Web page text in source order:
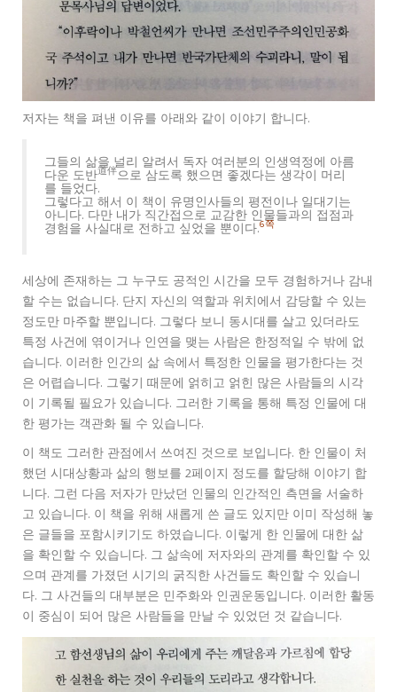
저자는 책을 펴낸 이유를 아래와 같이 이야기 합니다.
그들의 삶을 널리 알려서 독자 여러분의 인생역정에 아름
다운 도반道伴으로 삼도록 했으면 좋겠다는 생각이 머리
를 들었다.
그렇다고 해서 이 책이 유명인사들의 평전이나 일대기는
아니다. 다만 내가 직간접으로 교감한 인물들과의 접점과
경험을 사실대로 전하고 싶었을 뿐이다.6쪽
세상에 존재하는 그 누구도 공적인 시간을 모두 경험하거나 감내
할 수는 없습니다. 단지 자신의 역할과 위치에서 감당할 수 있는
정도만 마주할 뿐입니다. 그렇다 보니 동시대를 살고 있더라도
특정 사건에 엮이거나 인연을 맺는 사람은 한정적일 수 밖에 없
습니다. 이러한 인간의 삶 속에서 특정한 인물을 평가한다는 것
은 어렵습니다. 그렇기 때문에 얽히고 얽힌 많은 사람들의 시각
이 기록될 필요가 있습니다. 그러한 기록을 통해 특정 인물에 대
한 평가는 객관화 될 수 있습니다.
이 책도 그러한 관점에서 쓰여진 것으로 보입니다. 한 인물이 처
했던 시대상황과 삶의 행보를 2페이지 정도를 할당해 이야기 합
니다. 그런 다음 저자가 만났던 인물의 인간적인 측면을 서술하
고 있습니다. 이 책을 위해 새롭게 쓴 글도 있지만 이미 작성해 놓
은 글들을 포함시키기도 하였습니다. 이렇게 한 인물에 대한 삶
을 확인할 수 있습니다. 그 삶속에 저자와의 관계를 확인할 수 있
으며 관계를 가졌던 시기의 굵직한 사건들도 확인할 수 있습니
다. 그 사건들의 대부분은 민주화와 인권운동입니다. 이러한 활동
이 중심이 되어 많은 사람들을 만날 수 있었던 것 같습니다.